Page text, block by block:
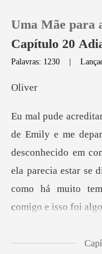
Loja
Histórico
Sair
Uma Mãe para
Capítulo 20
Palavras: 1230 |
iv
desconhecido em
ela parecia estar se